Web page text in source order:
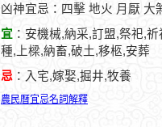
凶神宜忌：四擊 地火 月厭 大
宜 ：安機械,納采,訂盟,祭祀,
種,上樑,納畜,破土,移柩,安葬
忌 ：入宅,嫁娶,掘井,牧養
農民曆宜忌名詞解釋